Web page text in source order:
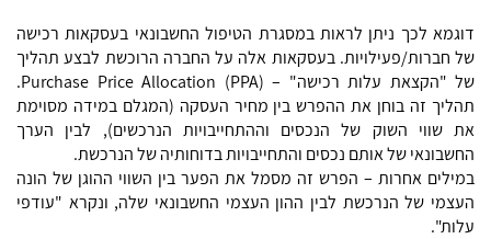
דוגמא לכך ניתן לראות במסגרת הטיפול החשבונאי בעסקאות רכישה
של חברות/פעילויות. בעסקאות אלה על החברה הרוכשת לבצע תהליך
של "הקצאת עלות רכישה" – (Purchase Price Allocation (PPA.
תהליך זה בוחן את ההפרש בין מחיר העסקה (המגלם במידה מסוימת
את שווי השוק של הנכסים וההתחייבויות הנרכשים), לבין הערך
החשבונאי של אותם נכסים והתחייבויות בדוחותיה של הנרכשת.
במילים אחרות – הפרש זה מסמל את הפער בין השווי ההוגן של הונה
העצמי של הנרכשת לבין ההון העצמי החשבונאי שלה, ונקרא "עודפי
עלות".